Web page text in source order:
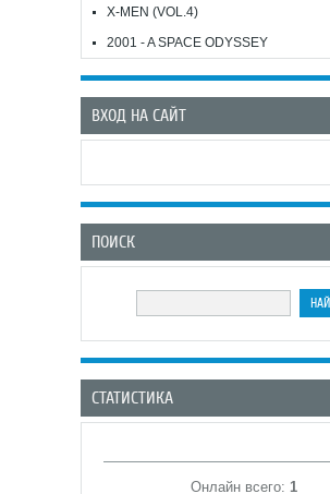
X-MEN (VOL.4)
2001 - A SPACE ODYSSEY
ВХОД НА САЙТ
ПОИСК
СТАТИСТИКА
Онлайн всего: 1